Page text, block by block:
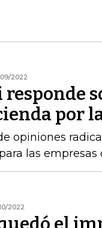
2022
responde
por
opiniones
las
2022